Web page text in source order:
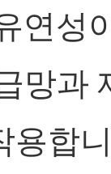
연성
망과
용합